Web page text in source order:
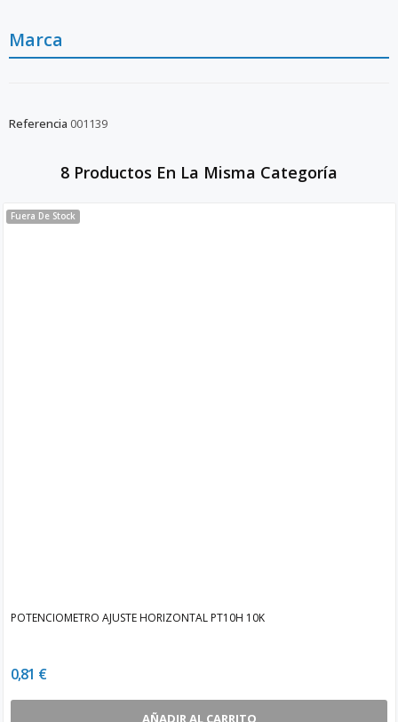
Marca
Referencia 001139
8 Productos En La Misma Categoría
Fuera De Stock
POTENCIOMETRO AJUSTE HORIZONTAL PT10H 10K
0,81 €
AÑADIR AL CARRITO